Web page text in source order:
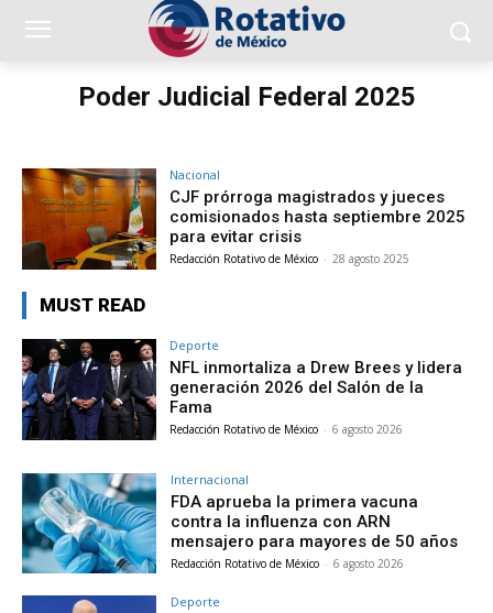
Poder Judicial Federal 2025
Nacional
CJF prórroga magistrados y jueces
comisionados hasta septiembre 2025
para evitar crisis
Redacción Rotativo de México - 28 agosto 2025
MUST READ
Deporte
NFL inmortaliza a Drew Brees y lidera
generación 2026 del Salón de la
Fama
Redacción Rotativo de México - 6 agosto 2026
Internacional
FDA aprueba la primera vacuna
contra la influenza con ARN
mensajero para mayores de 50 años
Redacción Rotativo de México - 6 agosto 2026
Deporte